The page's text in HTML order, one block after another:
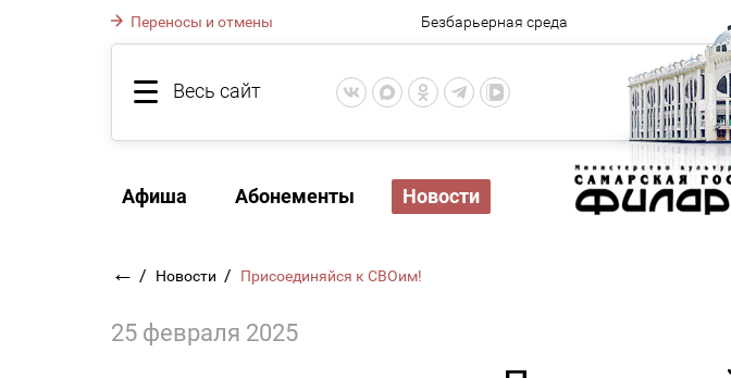
Переносы и отмены Безбарьерная среда
Весь сайт
Афиша Абонементы Новости
← / Новости / Присоединяйся к СВОим!
25 февраля 2025